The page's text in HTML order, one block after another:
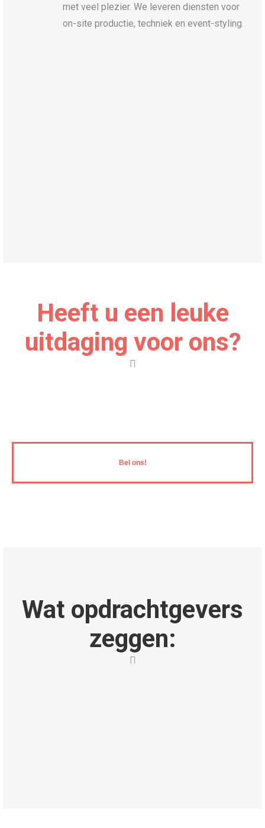
met veel plezier. We leveren diensten voor
on-site productie, techniek en event-styling.
Heeft u een leuke
uitdaging voor ons?
Bel ons!
Wat opdrachtgevers
zeggen: